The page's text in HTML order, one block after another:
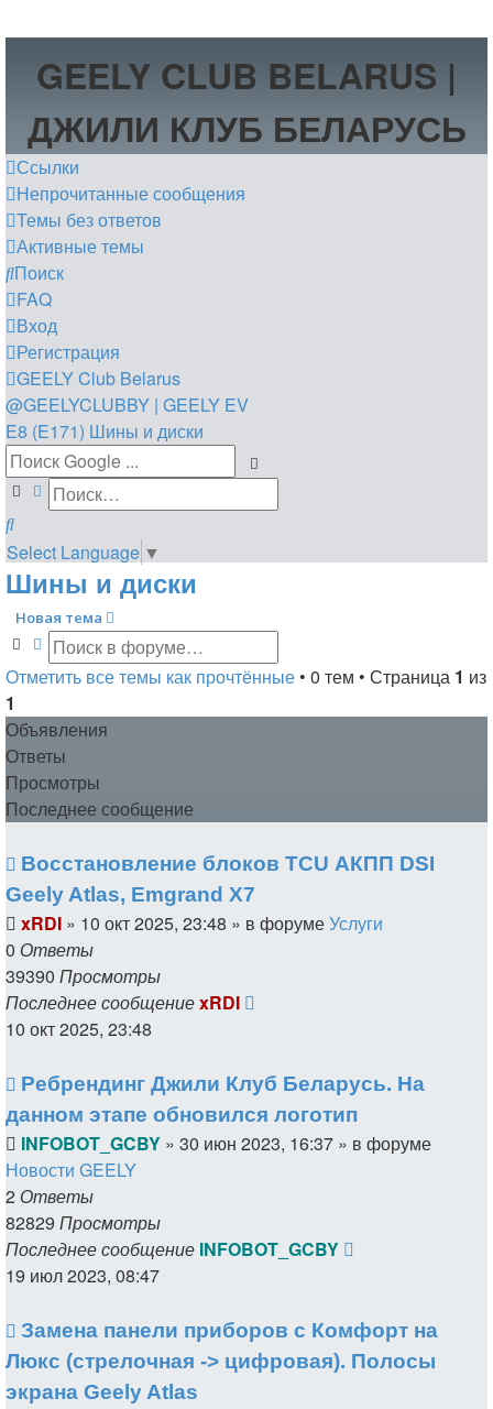
GEELY CLUB BELARUS |
ДЖИЛИ КЛУБ БЕЛАРУСЬ
Ссылки
Непрочитанные сообщения
Темы без ответов
Активные темы
Поиск
FAQ
Вход
Регистрация
GEELY Club Belarus
@GEELYCLUBBY | GEELY EV
E8 (E171) Шины и диски
ПоискРасширенный поиск
Поиск
Select Language ▼
Шины и диски
Новая тема
ПоискРасширенный поиск
Отметить все темы как прочтённые • 0 тем • Страница 1 из
1
Объявления
Ответы
Просмотры
Последнее сообщение
Восстановление блоков TCU АКПП DSI
Geely Atlas, Emgrand X7
xRDI » 10 окт 2025, 23:48 » в форумеУслуги
0 Ответы
39390 Просмотры
Последнее сообщениеxRDI
10 окт 2025, 23:48
Ребрендинг Джили Клуб Беларусь. На
данном этапе обновился логотип
INFOBOT_GCBY » 30 июн 2023, 16:37 » в форуме
Новости GEELY
2 Ответы
82829 Просмотры
Последнее сообщение INFOBOT_GCBY
19 июл 2023, 08:47
Замена панели приборов с Комфорт на
Люкс (стрелочная -> цифровая). Полосы
экрана Geely Atlas